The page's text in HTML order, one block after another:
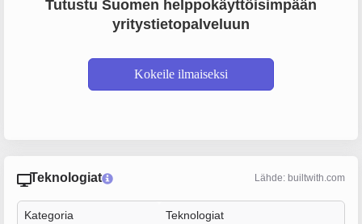
Tutustu Suomen helppokäyttöisimpään
yritystietopalveluun
Kokeile ilmaiseksi
Teknologiat Lähde: builtwith.com
Kategoria Teknologiat